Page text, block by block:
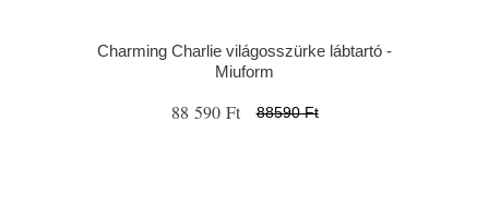
Charming Charlie világosszürke lábtartó -
Miuform
88 590 Ft 88590 Ft